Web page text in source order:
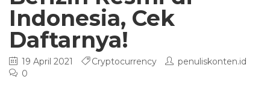
Indonesia, Cek
Daftarnya!
19 April 2021 Cryptocurrency
penuliskonten.id
0